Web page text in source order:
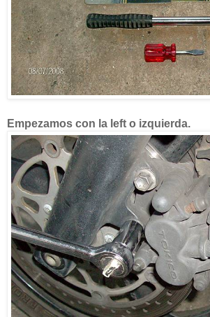
Empezamos con la left o izquierda.